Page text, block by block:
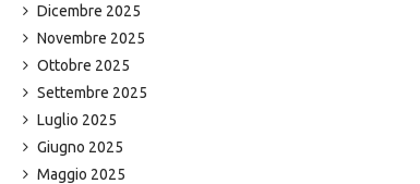
Dicembre 2025
Novembre 2025
Ottobre 2025
Settembre 2025
Luglio 2025
Giugno 2025
Maggio 2025